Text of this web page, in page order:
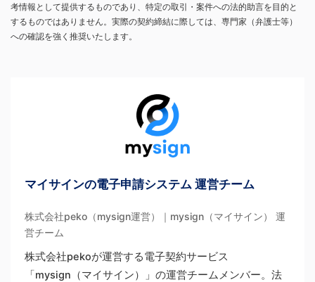
考情報として提供するものであり、特定の取引・案件への法的助言を目的と
するものではありません。実際の契約締結に際しては、専門家（弁護士等）
への確認を強く推奨いたします。
マイサインの電子申請システム 運営チーム
株式会社peko（mysign運営）｜mysign（マイサイン） 運
営チーム
株式会社pekoが運営する電子契約サービス
「mysign（マイサイン）」の運営チームメンバー。法